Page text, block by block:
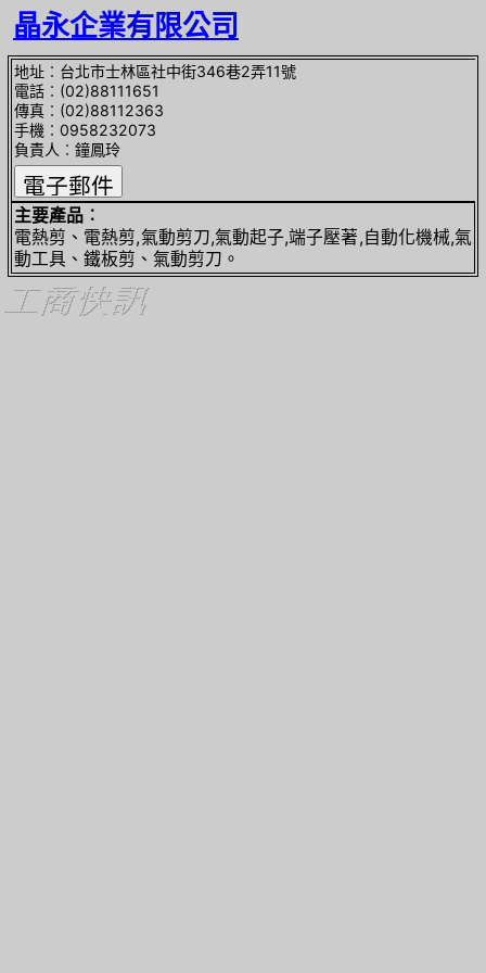
晶永企業有限公司
地址︰台北市士林區社中街346巷2弄11號
電話︰(02)88111651
傳真︰(02)88112363
手機︰0958232073
負責人︰鐘鳳玲
主要產品︰
電熱剪、電熱剪,氣動剪刀,氣動起子,端子壓著,自動化機械,氣
動工具、鐵板剪、氣動剪刀。